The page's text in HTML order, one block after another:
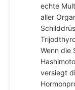
echte
aller
Wenn die
versiegt